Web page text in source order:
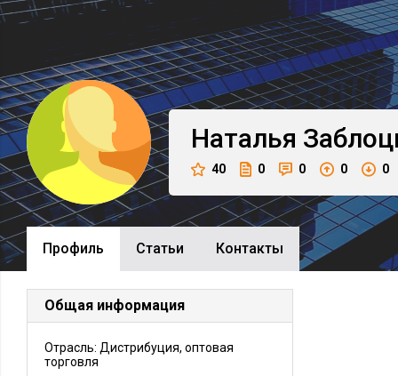
Наталья
40 0 0 0 0
Профиль Cтатьи Контакты
Общая информация
Отрасль: Дистрибуция, оптовая
торговля